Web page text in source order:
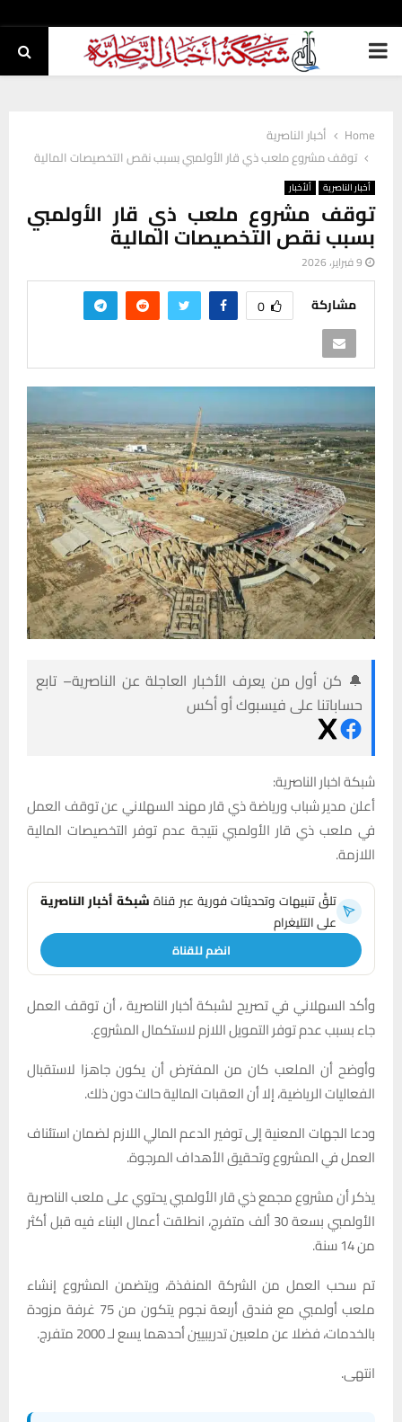
PRIMARY
Home
أخبار الناصرية
توقف مشروع ملعب ذي قار الأولمبي بسبب نقص التخصيصات المالية
أخبار الناصرية ألأخبار
توقف مشروع ملعب ذي قار الأولمبي
بسبب نقص التخصيصات المالية
9 فبراير، 2026
مشاركة 0
🔔 كن أول من يعرف الأخبار العاجلة عن الناصرية– تابع
حساباتنا على فيسبوك أو أكس
شبكة اخبار الناصرية:
أعلن مدير شباب ورياضة ذي قار مهند السهلاني عن توقف العمل
في ملعب ذي قار الأولمبي نتيجة عدم توفر التخصيصات المالية
اللازمة.
تلقَّ تنبيهات وتحديثات فورية عبر قناةشبكة أخبار الناصرية
على التليغرام
انضم للقناة
وأكد السهلاني في تصريح لشبكة أخبار الناصرية ، أن توقف العمل
جاء بسبب عدم توفر التمويل اللازم لاستكمال المشروع.
وأوضح أن الملعب كان من المفترض أن يكون جاهزا لاستقبال
الفعاليات الرياضية، إلا أن العقبات المالية حالت دون ذلك.
ودعا الجهات المعنية إلى توفير الدعم المالي اللازم لضمان استئناف
العمل في المشروع وتحقيق الأهداف المرجوة.
يذكر أن مشروع مجمع ذي قار الأولمبي يحتوي على ملعب الناصرية
الأولمبي بسعة 30 ألف متفرج، انطلقت أعمال البناء فيه قبل أكثر
من 14 سنة.
تم سحب العمل من الشركة المنفذة، ويتضمن المشروع إنشاء
ملعب أولمبي مع فندق أربعة نجوم يتكون من 75 غرفة مزودة
بالخدمات، فضلا عن ملعبين تدريبيين أحدهما يسع لـ 2000 متفرج.
انتهى.